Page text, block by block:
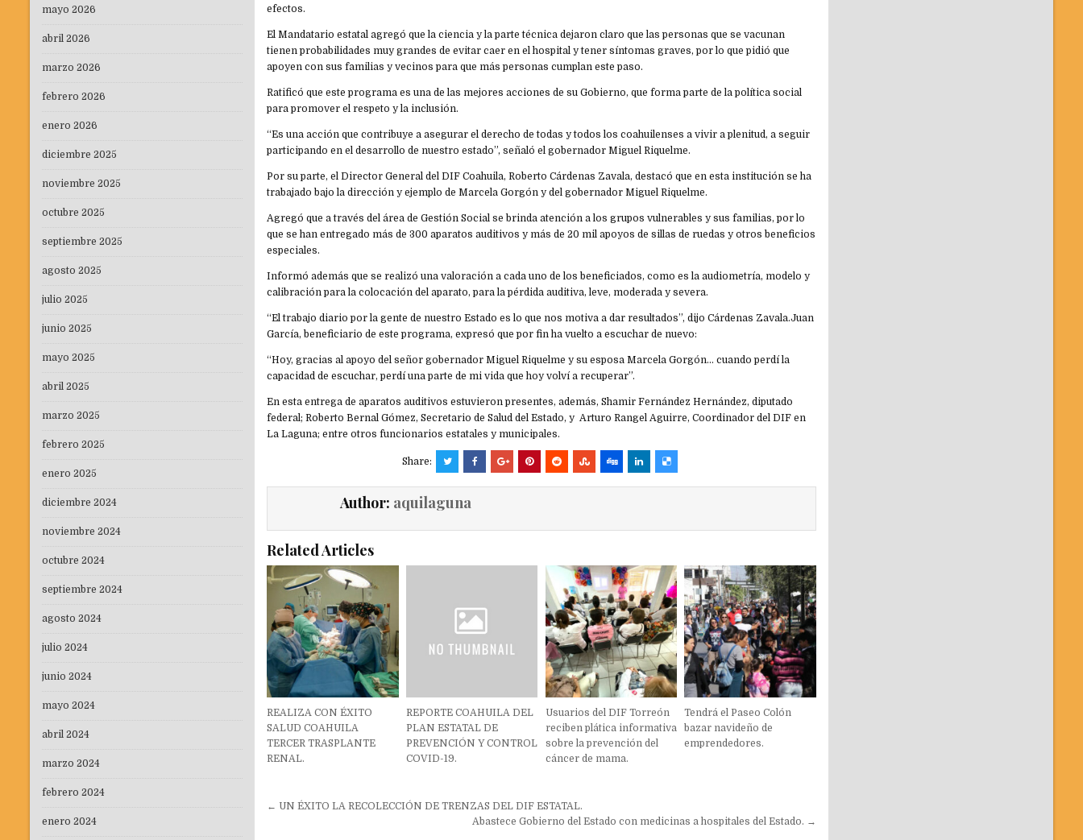
efectos.
El Mandatario estatal agregó que la ciencia y la parte técnica dejaron claro que las personas que se vacunan
tienen probabilidades muy grandes de evitar caer en el hospital y tener síntomas graves, por lo que pidió que
apoyen con sus familias y vecinos para que más personas cumplan este paso.
Ratificó que este programa es una de las mejores acciones de su Gobierno, que forma parte de la política social
para promover el respeto y la inclusión.
“Es una acción que contribuye a asegurar el derecho de todas y todos los coahuilenses a vivir a plenitud, a seguir
participando en el desarrollo de nuestro estado”, señaló el gobernador Miguel Riquelme.
Por su parte, el Director General del DIF Coahuila, Roberto Cárdenas Zavala, destacó que en esta institución se ha
trabajado bajo la dirección y ejemplo de Marcela Gorgón y del gobernador Miguel Riquelme.
Agregó que a través del área de Gestión Social se brinda atención a los grupos vulnerables y sus familias, por lo
que se han entregado más de 300 aparatos auditivos y más de 20 mil apoyos de sillas de ruedas y otros beneficios
especiales.
Informó además que se realizó una valoración a cada uno de los beneficiados, como es la audiometría, modelo y
calibración para la colocación del aparato, para la pérdida auditiva, leve, moderada y severa.
“El trabajo diario por la gente de nuestro Estado es lo que nos motiva a dar resultados”, dijo Cárdenas Zavala.Juan
García, beneficiario de este programa, expresó que por fin ha vuelto a escuchar de nuevo:
“Hoy, gracias al apoyo del señor gobernador Miguel Riquelme y su esposa Marcela Gorgón… cuando perdí la
capacidad de escuchar, perdí una parte de mi vida que hoy volví a recuperar”.
En esta entrega de aparatos auditivos estuvieron presentes, además, Shamir Fernández Hernández, diputado
federal; Roberto Bernal Gómez, Secretario de Salud del Estado, y Arturo Rangel Aguirre, Coordinador del DIF en
La Laguna; entre otros funcionarios estatales y municipales.
Share:
Author: aquilaguna
Related Articles
REALIZA CON ÉXITO
SALUD COAHUILA
TERCER TRASPLANTE
RENAL.
REPORTE COAHUILA DEL
PLAN ESTATAL DE
PREVENCIÓN Y CONTROL
COVID-19.
Usuarios del DIF Torreón
reciben plática informativa
sobre la prevención del
cáncer de mama.
Tendrá el Paseo Colón
bazar navideño de
emprendedores.
Navegación
← UN ÉXITO LA RECOLECCIÓN DE TRENZAS DEL DIF ESTATAL.
Abastece Gobierno del Estado con medicinas a hospitales del Estado. →
mayo 2026
abril 2026
marzo 2026
febrero 2026
enero 2026
diciembre 2025
noviembre 2025
octubre 2025
septiembre 2025
agosto 2025
julio 2025
junio 2025
mayo 2025
abril 2025
marzo 2025
febrero 2025
enero 2025
diciembre 2024
noviembre 2024
octubre 2024
septiembre 2024
agosto 2024
julio 2024
junio 2024
mayo 2024
abril 2024
marzo 2024
febrero 2024
enero 2024